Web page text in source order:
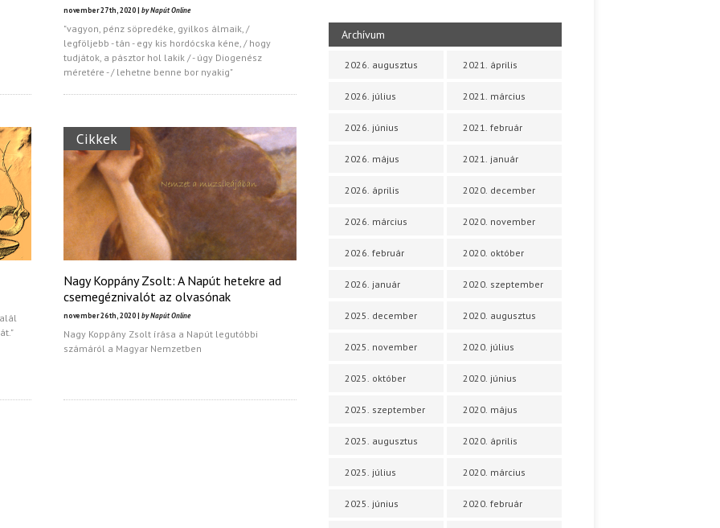
november 27th, 2020 | by Napút Online
"vagyon, pénz söpredéke, gyilkos álmaik, /
legföljebb - tán - egy kis hordócska kéne, / hogy
tudjátok, a pásztor hol lakik / - úgy Diogenész
méretére - / lehetne benne bor nyakig"
Cikkek
Nagy Koppány Zsolt: A Napút hetekre ad
csemegéznivalót az olvasónak
november 26th, 2020 | by Napút Online
Nagy Koppány Zsolt írása a Napút legutóbbi
számáról a Magyar Nemzetben
Archívum
2026. augusztus
2026. július
2026. június
2026. május
2026. április
2026. március
2026. február
2026. január
2025. december
2025. november
2025. október
2025. szeptember
2025. augusztus
2025. július
2025. június
2021. április
2021. március
2021. február
2021. január
2020. december
2020. november
2020. október
2020. szeptember
2020. augusztus
2020. július
2020. június
2020. május
2020. április
2020. március
2020. február